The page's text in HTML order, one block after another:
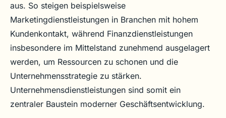
aus. So steigen beispielsweise
Marketingdienstleistungen in Branchen mit hohem
Kundenkontakt, während Finanzdienstleistungen
insbesondere im Mittelstand zunehmend ausgelagert
werden, um Ressourcen zu schonen und die
Unternehmensstrategie zu stärken.
Unternehmensdienstleistungen sind somit ein
zentraler Baustein moderner Geschäftsentwicklung.